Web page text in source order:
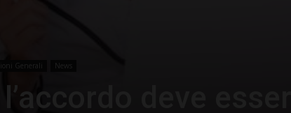
Generali News
deve essere